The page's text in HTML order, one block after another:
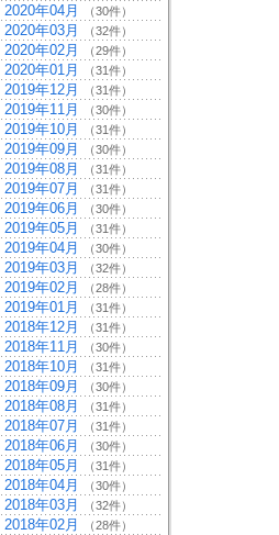
2020年04月 （30件）
2020年03月 （32件）
2020年02月 （29件）
2020年01月 （31件）
2019年12月 （31件）
2019年11月 （30件）
2019年10月 （31件）
2019年09月 （30件）
2019年08月 （31件）
2019年07月 （31件）
2019年06月 （30件）
2019年05月 （31件）
2019年04月 （30件）
2019年03月 （32件）
2019年02月 （28件）
2019年01月 （31件）
2018年12月 （31件）
2018年11月 （30件）
2018年10月 （31件）
2018年09月 （30件）
2018年08月 （31件）
2018年07月 （31件）
2018年06月 （30件）
2018年05月 （31件）
2018年04月 （30件）
2018年03月 （32件）
2018年02月 （28件）